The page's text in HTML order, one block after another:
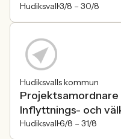
Hudiksvall3/8 – 30/8
Hudiksvalls kommun
Projektsamordnare
Inflyttnings- och
Hudiksvall6/8 – 31/8